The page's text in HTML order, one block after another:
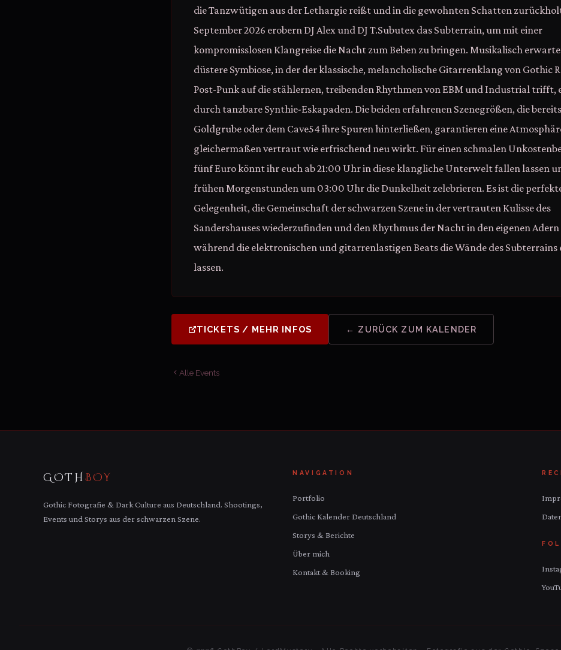
die Tanzwütigen aus der Lethargie reißt und in die gewohnten Schatten
September 2026 erobern DJ Alex und DJ T.Subutex das Subterrain, um mit einer
kompromisslosen Klangreise die Nacht zum Beben zu bringen. Musikalisch
düstere Symbiose, in der der klassische, melancholische Gitarrenklang von Gothic
Post-Punk auf die stählernen, treibenden Rhythmen von EBM und Industrial trifft,
durch tanzbare Synthie-Eskapaden. Die beiden erfahrenen Szenegrößen, die
Goldgrube oder dem Cave54 ihre Spuren hinterließen, garantieren eine
gleichermaßen vertraut wie erfrischend neu wirkt. Für einen schmalen
fünf Euro könnt ihr euch ab 21:00 Uhr in diese klangliche Unterwelt fallen lassen
frühen Morgenstunden um 03:00 Uhr die Dunkelheit zelebrieren. Es ist die
Gelegenheit, die Gemeinschaft der schwarzen Szene in der vertrauten Kulisse des
Sandershauses wiederzufinden und den Rhythmus der Nacht in den eigenen Adern
während die elektronischen und gitarrenlastigen Beats die Wände des
lassen.
TICKETS / MEHR INFOS ← ZURÜCK ZUM KALENDER
Alle Events
GOTH BOY
Gothic Fotografie & Dark Culture aus Deutschland. Shootings,
Events und Storys aus der schwarzen Szene.
NAVIGATION
Portfolio
Gothic Kalender Deutschland
Storys & Berichte
Über mich
Kontakt & Booking